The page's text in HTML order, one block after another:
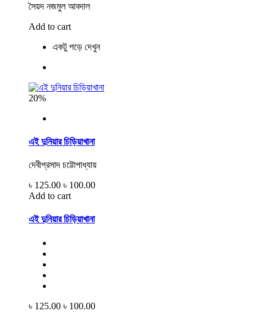
সৈয়দ নজমুল আবদাল
Add to cart
একটু পড়ে দেখুন
20%
এই দুনিয়ার চিড়িয়াখানা
দেবীপ্রসাদ চট্টোপাধ্যায়
৳ 125.00 ৳ 100.00
Add to cart
এই দুনিয়ার চিড়িয়াখানা
৳ 125.00 ৳ 100.00